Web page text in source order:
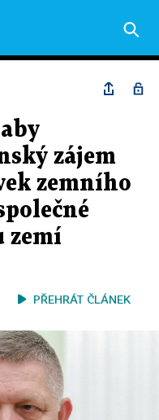
zájem
zemního
zemí
PŘEHRÁT ČLÁNEK